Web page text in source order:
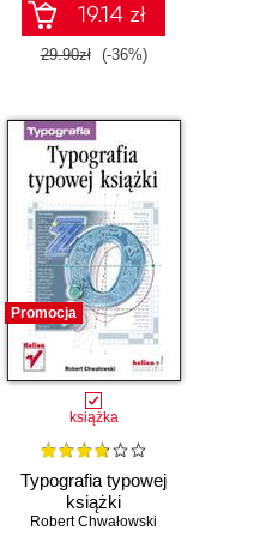
19.14 zł
29.90zł (-36%)
Promocja
książka
Typografia typowej
książki
Robert Chwałowski